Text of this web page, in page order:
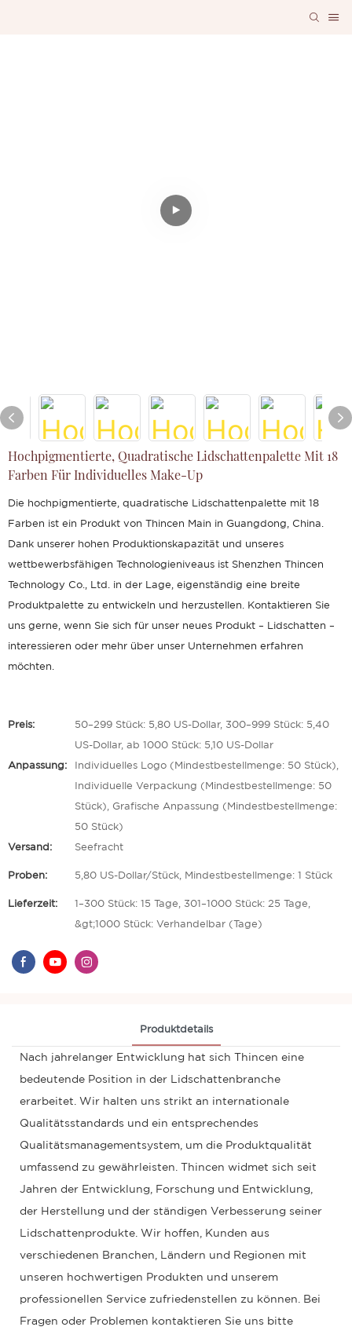
Hochpigmentierte, Quadratische Lidschattenpalette Mit 18
Farben Für Individuelles Make-Up
Die hochpigmentierte, quadratische Lidschattenpalette mit 18
Farben ist ein Produkt von Thincen Main in Guangdong, China.
Dank unserer hohen Produktionskapazität und unseres
wettbewerbsfähigen Technologieniveaus ist Shenzhen Thincen
Technology Co., Ltd. in der Lage, eigenständig eine breite
Produktpalette zu entwickeln und herzustellen. Kontaktieren Sie
uns gerne, wenn Sie sich für unser neues Produkt – Lidschatten –
interessieren oder mehr über unser Unternehmen erfahren
möchten.
Preis: 50–299 Stück: 5,80 US-Dollar, 300–999 Stück: 5,40
US-Dollar, ab 1000 Stück: 5,10 US-Dollar
Anpassung: Individuelles Logo (Mindestbestellmenge: 50 Stück),
Individuelle Verpackung (Mindestbestellmenge: 50
Stück), Grafische Anpassung (Mindestbestellmenge:
50 Stück)
Versand: Seefracht
Proben: 5,80 US-Dollar/Stück, Mindestbestellmenge: 1 Stück
Lieferzeit: 1–300 Stück: 15 Tage, 301–1000 Stück: 25 Tage,
&gt;1000 Stück: Verhandelbar (Tage)
Produktdetails
Nach jahrelanger Entwicklung hat sich Thincen eine
bedeutende Position in der Lidschattenbranche
erarbeitet. Wir halten uns strikt an internationale
Qualitätsstandards und ein entsprechendes
Qualitätsmanagementsystem, um die Produktqualität
umfassend zu gewährleisten. Thincen widmet sich seit
Jahren der Entwicklung, Forschung und Entwicklung,
der Herstellung und der ständigen Verbesserung seiner
Lidschattenprodukte. Wir hoffen, Kunden aus
verschiedenen Branchen, Ländern und Regionen mit
unseren hochwertigen Produkten und unserem
professionellen Service zufriedenstellen zu können. Bei
Fragen oder Problemen kontaktieren Sie uns bitte